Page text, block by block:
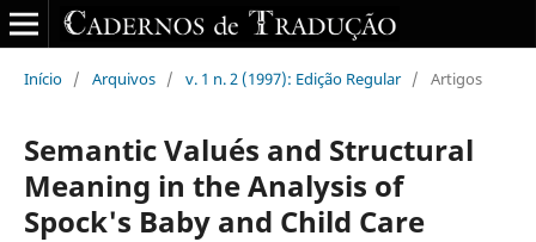
Início / Arquivos / v. 1 n. 2 (1997): Edição Regular / Artigos
Semantic Valués and Structural
Meaning in the Analysis of
Spock's Baby and Child Care